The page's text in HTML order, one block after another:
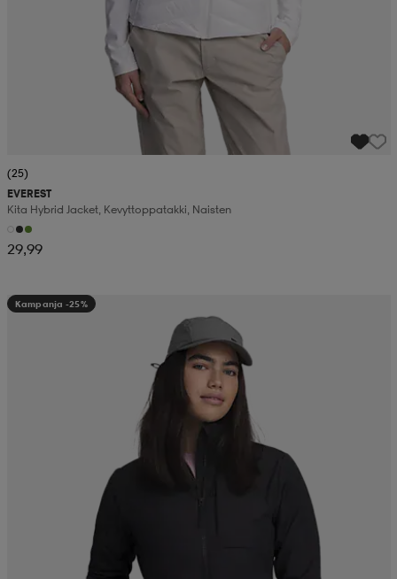
(25)
EVEREST
Kita Hybrid Jacket, Kevyttoppatakki, Naisten
29,99
Kampanja -25%